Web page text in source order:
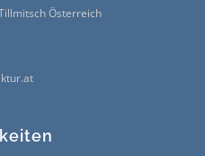
Österreich